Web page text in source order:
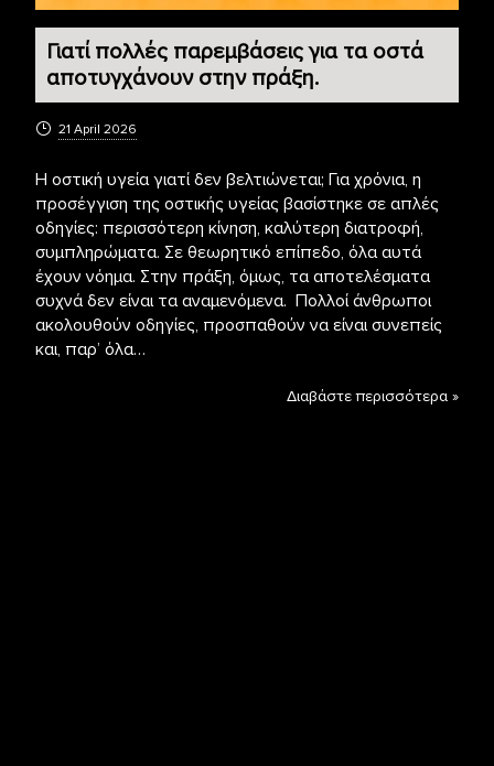
Γιατί πολλές παρεμβάσεις για τα οστά
αποτυγχάνουν στην πράξη.
21 April 2026
Η οστική υγεία γιατί δεν βελτιώνεται; Για χρόνια, η
προσέγγιση της οστικής υγείας βασίστηκε σε απλές
οδηγίες: περισσότερη κίνηση, καλύτερη διατροφή,
συμπληρώματα. Σε θεωρητικό επίπεδο, όλα αυτά
έχουν νόημα. Στην πράξη, όμως, τα αποτελέσματα
συχνά δεν είναι τα αναμενόμενα. Πολλοί άνθρωποι
ακολουθούν οδηγίες, προσπαθούν να είναι συνεπείς
και, παρ’ όλα…
Διαβάστε περισσότερα »